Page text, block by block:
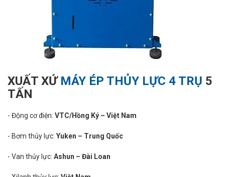
XUẤT XỨ MÁY ÉP THỦY LỰC 4 TRỤ 5
TẤN
- Động cơ điện: VTC/Hồng Ký – Việt Nam
- Bơm thủy lực: Yuken – Trung Quốc
- Van thủy lực: Ashun – Đài Loan